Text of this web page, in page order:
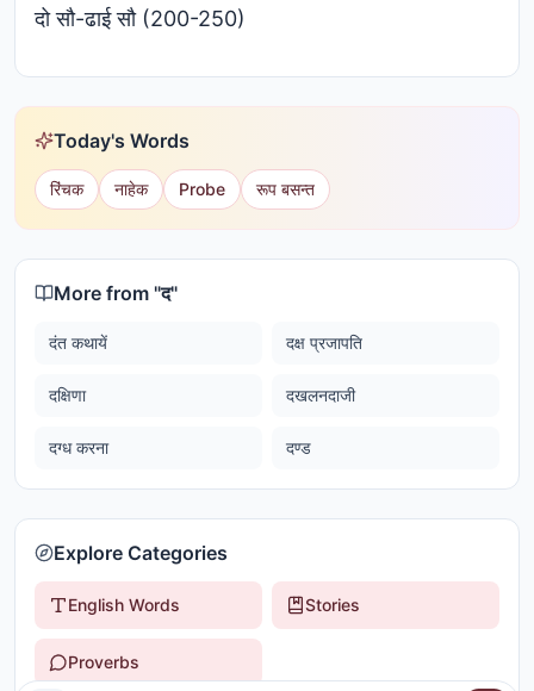
दो सौ-ढाई सौ (200-250)
Today's Words
रिंचक नाहेक Probe रूप बसन्त
More from "द"
दंत कथायें दक्ष प्रजापति
दक्षिणा दखलनदाजी
दग्ध करना दण्ड
Explore Categories
English Words Stories
Proverbs